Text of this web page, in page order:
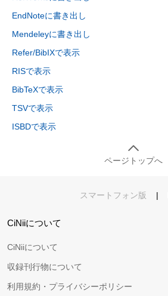
EndNoteに書き出し
Mendeleyに書き出し
Refer/BibIXで表示
RISで表示
BibTeXで表示
TSVで表示
ISBDで表示
ページトップへ
スマートフォン版 |
CiNiiについて
CiNiiについて
収録刊行物について
利用規約・プライバシーポリシー